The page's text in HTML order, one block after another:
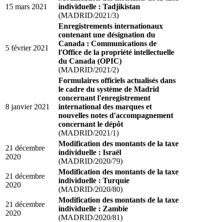
15 mars 2021
individuelle : Tadjikistan
(MADRID/2021/3)
5 février 2021
Enregistrements internationaux
contenant une désignation du
Canada : Communications de
l'Office de la propriété intellectuelle
du Canada (OPIC)
(MADRID/2021/2)
8 janvier 2021
Formulaires officiels actualisés dans
le cadre du système de Madrid
concernant l'enregistrement
international des marques et
nouvelles notes d'accompagnement
concernant le dépôt
(MADRID/2021/1)
21 décembre
2020
Modification des montants de la taxe
individuelle : Israël
(MADRID/2020/79)
21 décembre
2020
Modification des montants de la taxe
individuelle : Turquie
(MADRID/2020/80)
21 décembre
2020
Modification des montants de la taxe
individuelle : Zambie
(MADRID/2020/81)